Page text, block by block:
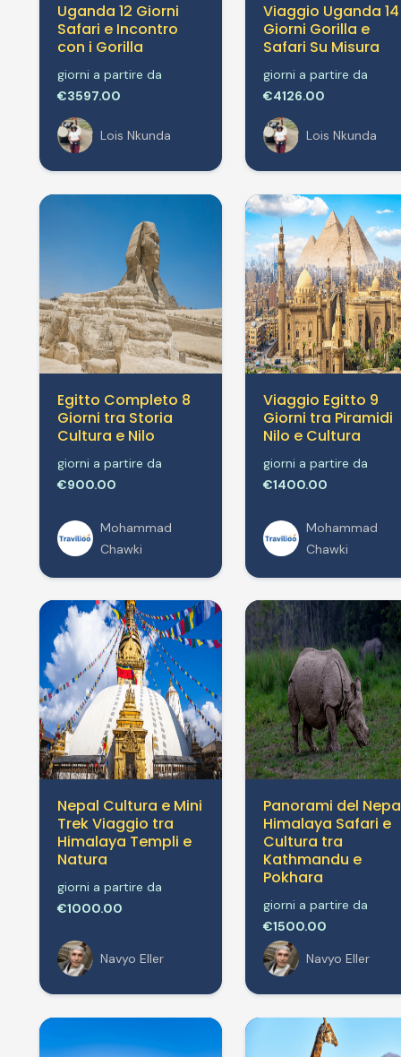
Uganda 12 Giorni
Safari e Incontro
con i Gorilla
giorni a partire da
€3597.00
Lois Nkunda
Viaggio Uganda 14
Giorni Gorilla e
Safari Su Misura
giorni a partire da
€4126.00
Lois Nkunda
Egitto Completo 8
Giorni tra Storia
Cultura e Nilo
giorni a partire da
€900.00
Mohammad
Chawki
Viaggio Egitto 9
Giorni tra Piramidi
Nilo e Cultura
giorni a partire da
€1400.00
Mohammad
Chawki
Nepal Cultura e Mini
Trek Viaggio tra
Himalaya Templi e
Natura
giorni a partire da
€1000.00
Navyo Eller
Panorami del
Himalaya Safari e
Cultura tra
Kathmandu e
Pokhara
giorni a partire da
€1500.00
Navyo Eller